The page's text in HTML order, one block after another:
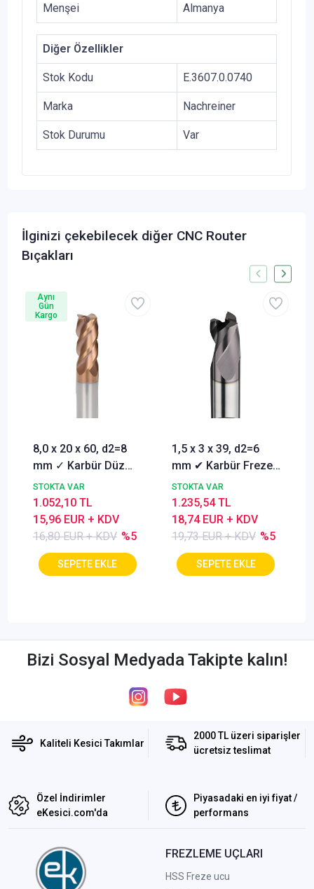
Menşei Almanya
Diğer Özellikler
Stok Kodu E.3607.0.0740
Marka Nachreiner
Stok Durumu Var
İlginizi çekebilecek diğer CNC Router
Bıçakları
8,0 x 20 x 60, d2=8
mm ✓ Karbür Düz
Freze, Parmak freze
ucu Z=4,TiSiN
Kaplamalı
STOKTA VAR
16,80 EUR + KDV %5
15,96 EUR + KDV
1.052,10 TL
Aynı
Gün
Kargo
1,5 x 3 x 39, d2=6
mm ✔ Karbür Freze
ucu, Z=3, Kaplamalı,
30°
STOKTA VAR
19,73 EUR + KDV %5
18,74 EUR + KDV
1.235,54 TL
Bizi Sosyal Medyada Takipte kalın!
Kaliteli Kesici Takımlar
2000 TL üzeri siparişler
ücretsiz teslimat
Özel İndirimler
eKesici.com'da
Piyasadaki en iyi fiyat /
performans
FREZLEME UÇLARI
HSS Freze ucu